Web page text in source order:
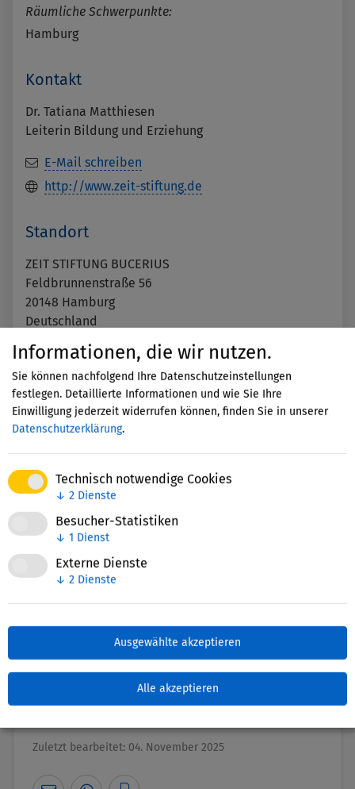
Informationen, die wir nutzen.
Sie können nachfolgend Ihre Datenschutzeinstellungen
festlegen. Detaillierte Informationen und wie Sie Ihre
Einwilligung jederzeit widerrufen können, finden Sie in unserer
Datenschutzerklärung.
Technisch notwendige Cookies
↓ 2 Dienste
Besucher-Statistiken
↓ 1 Dienst
Externe Dienste
↓ 2 Dienste
Ausgewählte akzeptieren
Alle akzeptieren
Räumliche Schwerpunkte:
Hamburg
Kontakt
Dr. Tatiana Matthiesen
Leiterin Bildung und Erziehung
E-Mail schreiben
http://www.zeit-stiftung.de
Standort
ZEIT STIFTUNG BUCERIUS
Feldbrunnenstraße 56
20148 Hamburg
Deutschland
Auf Karte anzeigen
Mit dem Aufruf der Karte erklären
Sie sich einverstanden, dass Ihre
Daten an Google übermittelt
werden und Sie die
Datenschutzerklärung
gelesen
haben.
Akzeptieren
Nettie-Finder
Zuletzt bearbeitet: 04. November 2025